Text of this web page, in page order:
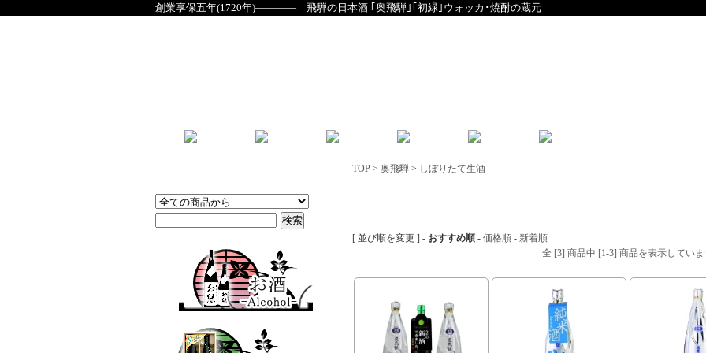
創業享保五年(1720年)―――― 飛騨の日本酒 ｢奥飛騨｣｢初緑｣ウォッカ･焼酎の蔵元
TOP > 奥飛騨 > しぼりたて生酒
[ 並び順を変更 ] - おすすめ順 - 価格順 - 新着順
全 [3] 商品中 [1-3] 商品を表示してい